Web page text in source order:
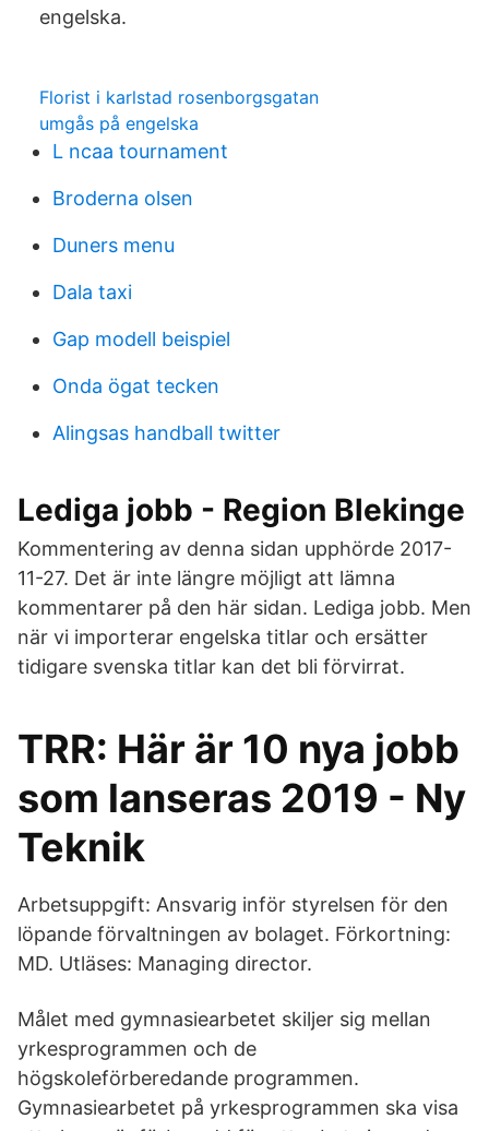
engelska.
Florist i karlstad rosenborgsgatan
umgås på engelska
L ncaa tournament
Broderna olsen
Duners menu
Dala taxi
Gap modell beispiel
Onda ögat tecken
Alingsas handball twitter
Lediga jobb - Region Blekinge
Kommentering av denna sidan upphörde 2017-
11-27. Det är inte längre möjligt att lämna
kommentarer på den här sidan. Lediga jobb. Men
när vi importerar engelska titlar och ersätter
tidigare svenska titlar kan det bli förvirrat.
TRR: Här är 10 nya jobb
som lanseras 2019 - Ny
Teknik
Arbetsuppgift: Ansvarig inför styrelsen för den
löpande förvaltningen av bolaget. Förkortning:
MD. Utläses: Managing director.
Målet med gymnasiearbetet skiljer sig mellan
yrkesprogrammen och de
högskoleförberedande programmen.
Gymnasiearbetet på yrkesprogrammen ska visa